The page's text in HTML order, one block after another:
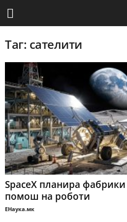
Таг: сателити
SpaceX планира
помош на роботи
ЕНаука.мк